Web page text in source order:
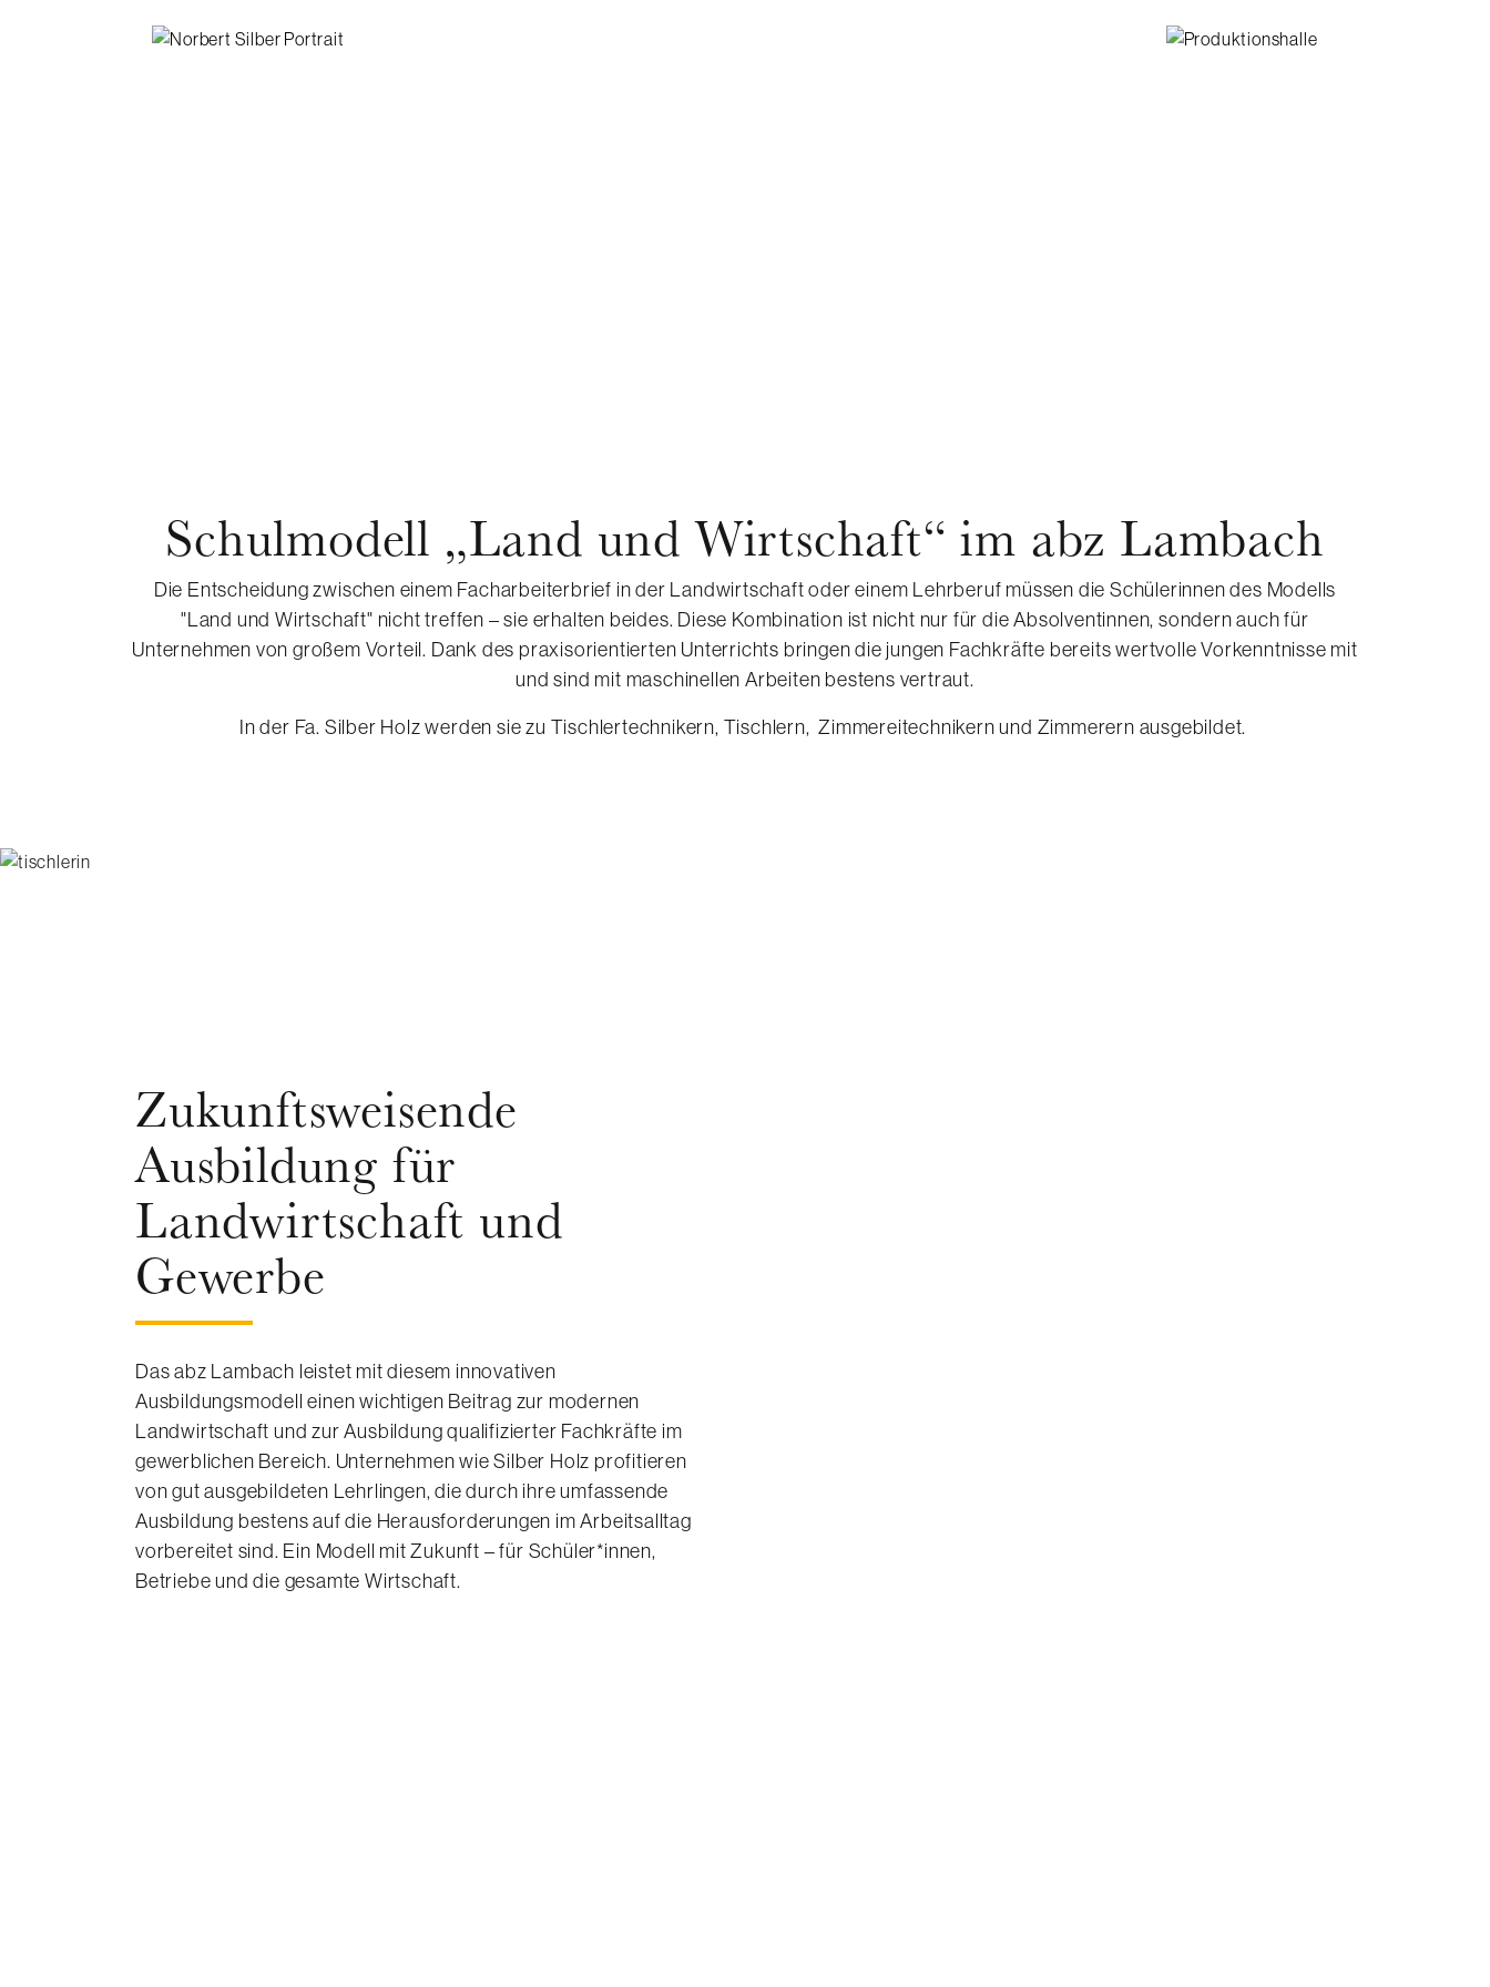
Schulmodell „Land und Wirtschaft“ im abz Lambach
Die Entscheidung zwischen einem Facharbeiterbrief in der Landwirtschaft oder einem Lehrberuf müssen die Schülerinnen des Modells
"Land und Wirtschaft" nicht treffen – sie erhalten beides. Diese Kombination ist nicht nur für die Absolventinnen, sondern auch für
Unternehmen von großem Vorteil. Dank des praxisorientierten Unterrichts bringen die jungen Fachkräfte bereits wertvolle Vorkenntnisse mit
und sind mit maschinellen Arbeiten bestens vertraut.
In der Fa. Silber Holz werden sie zu Tischlertechnikern, Tischlern, Zimmereitechnikern und Zimmerern ausgebildet.
Zukunftsweisende
Ausbildung für
Landwirtschaft und
Gewerbe
Das abz Lambach leistet mit diesem innovativen
Ausbildungsmodell einen wichtigen Beitrag zur modernen
Landwirtschaft und zur Ausbildung qualifizierter Fachkräfte im
gewerblichen Bereich. Unternehmen wie Silber Holz profitieren
von gut ausgebildeten Lehrlingen, die durch ihre umfassende
Ausbildung bestens auf die Herausforderungen im Arbeitsalltag
vorbereitet sind. Ein Modell mit Zukunft – für Schüler*innen,
Betriebe und die gesamte Wirtschaft.